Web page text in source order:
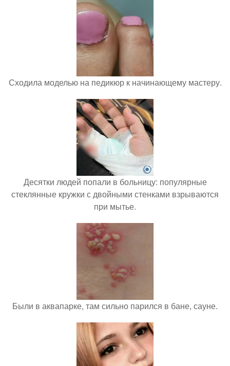
Сходила моделью на педикюр к начинающему мастеру.
Десятки людей попали в больницу: популярные
стеклянные кружки с двойными стенками взрываются
при мытье.
Были в аквапарке, там сильно парился в бане, сауне.